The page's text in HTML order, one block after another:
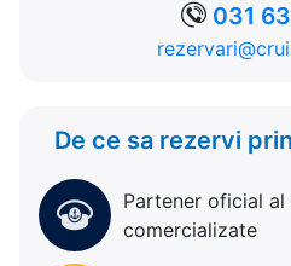
031
De ce sa rezervi
Partener oficial
comercializate